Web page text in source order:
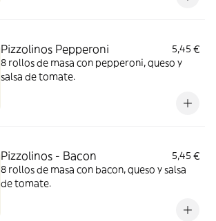
Pizzolinos Pepperoni
5,45 €
8 rollos de masa con pepperoni, queso y
salsa de tomate.
Pizzolinos - Bacon
5,45 €
8 rollos de masa con bacon, queso y salsa
de tomate.